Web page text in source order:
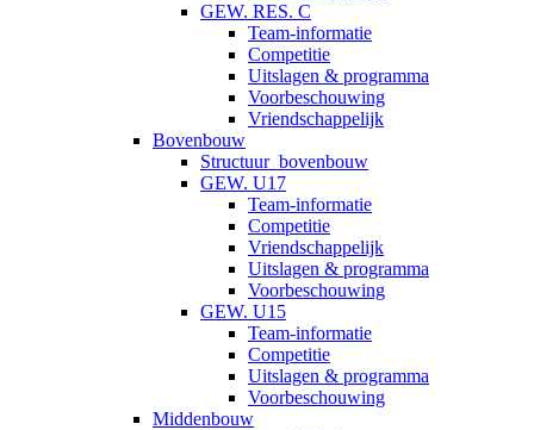
GEW. RES. C
Team-informatie
Competitie
Uitslagen & programma
Voorbeschouwing
Vriendschappelijk
Bovenbouw
Structuur_bovenbouw
GEW. U17
Team-informatie
Competitie
Vriendschappelijk
Uitslagen & programma
Voorbeschouwing
GEW. U15
Team-informatie
Competitie
Uitslagen & programma
Voorbeschouwing
Middenbouw